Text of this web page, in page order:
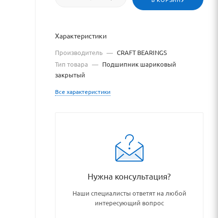
Характеристики
Производитель — CRAFT BEARINGS
Тип товара — Подшипник шариковый
закрытый
Все характеристики
Нужна консультация?
Наши специалисты ответят на любой
интересующий вопрос